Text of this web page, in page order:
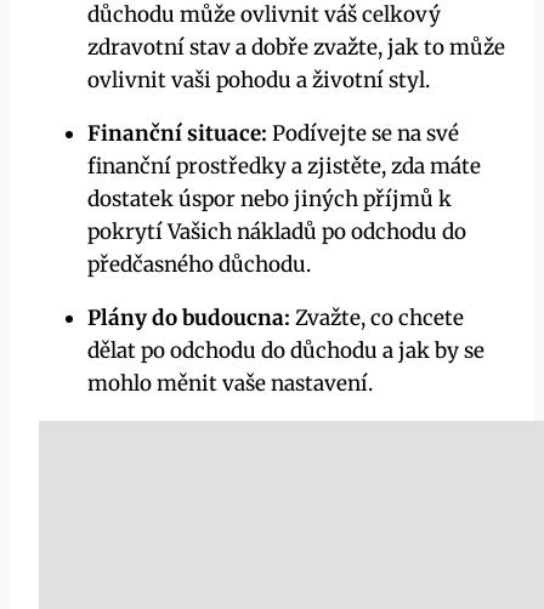
důchodu může ovlivnit váš celkový
zdravotní stav a dobře zvažte, jak to může
ovlivnit vaši pohodu a životní styl.
Finanční situace: Podívejte se na své
finanční prostředky a zjistěte, zda máte
dostatek úspor nebo jiných příjmů k
pokrytí Vašich nákladů po odchodu do
předčasného důchodu.
Plány do budoucna: Zvažte, co chcete
dělat po odchodu do důchodu a jak by se
mohlo měnit vaše nastavení.